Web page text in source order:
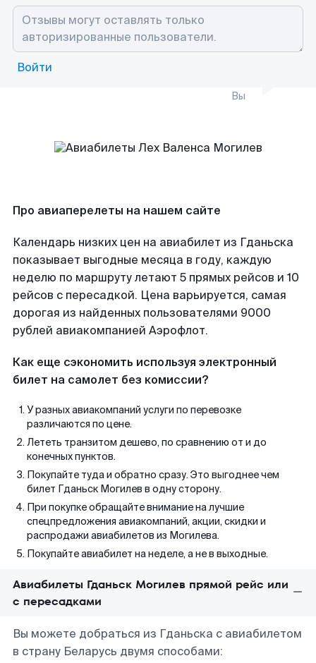
Войти
Вы
Про авиаперелеты на нашем сайте
Календарь низких цен на авиабилет из Гданьска
показывает выгодные месяца в году, каждую
неделю по маршруту летают 5 прямых рейсов и 10
рейсов с пересадкой. Цена варьируется, самая
дорогая из найденных пользователями 9000
рублей авиакомпанией Аэрофлот.
Как еще сэкономить используя электронный
билет на самолет без комиссии?
У разных авиакомпаний услуги по перевозке
различаются по цене.
Лететь транзитом дешево, по сравнению от и до
конечных пунктов.
Покупайте туда и обратно сразу. Это выгоднее чем
билет Гданьск Могилев в одну сторону.
При покупке обращайте внимание на лучшие
спецпредложения авиакомпаний, акции, скидки и
распродажи авиабилетов из Могилева.
Покупайте авиабилет на неделе, а не в выходные.
Авиабилеты Гданьск Могилев прямой рейс или
с пересадками
Вы можете добраться из Гданьска с авиабилетом
в страну Беларусь двумя способами: